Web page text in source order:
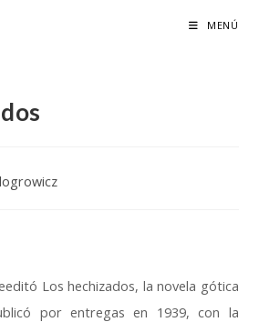
MENÚ
Los hechizados, la novela gótica
por entregas en 1939, con la